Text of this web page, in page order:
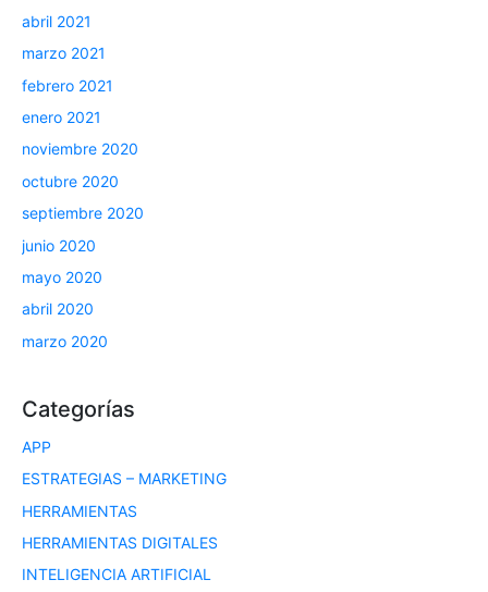
abril 2021
marzo 2021
febrero 2021
enero 2021
noviembre 2020
octubre 2020
septiembre 2020
junio 2020
mayo 2020
abril 2020
marzo 2020
Categorías
APP
ESTRATEGIAS – MARKETING
HERRAMIENTAS
HERRAMIENTAS DIGITALES
INTELIGENCIA ARTIFICIAL